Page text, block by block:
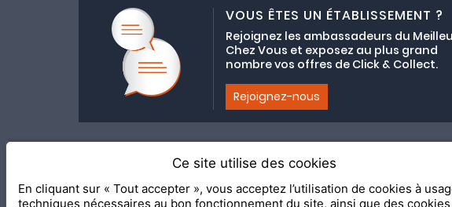
VOUS ÊTES UN ÉTABLISSEMENT ?
Rejoignez les ambassadeurs du
Chez Vous et exposez au plus grand
nombre vos offres de Click & Collect.
Rejoignez-nous
Adhésion au collectif
2020 Le Meilleur Chez Vous, édité parAPI & YOU|
Ce site utilise des cookies
En cliquant sur « Tout accepter », vous acceptez l’utilisation de cookies à
techniques nécessaires au bon fonctionnement du site, ainsi que des